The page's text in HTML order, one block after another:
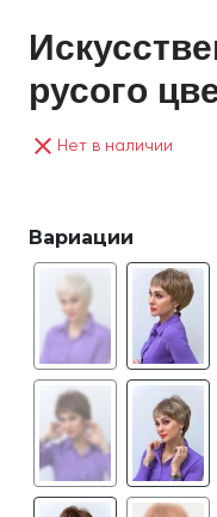
русого
close Нет в наличии
Вариации